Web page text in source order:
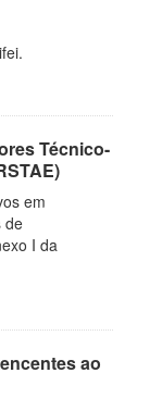
Técnico-
em
de
I da
ao